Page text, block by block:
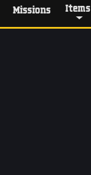
Missions Items